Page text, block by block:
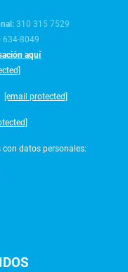
310 315 7529
634-8049
aquí
[email protected]
datos personales: